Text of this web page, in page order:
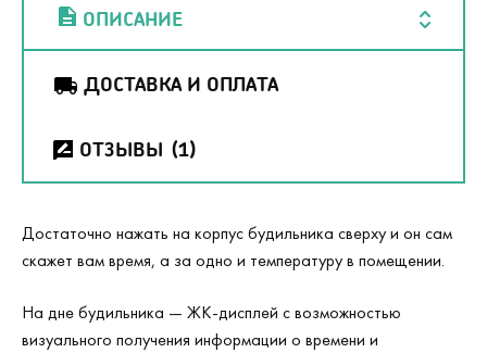
ОПИСАНИЕ
ДОСТАВКА И ОПЛАТА
ОТЗЫВЫ (1)
Достаточно нажать на корпус будильника сверху и он сам
скажет вам время, а за одно и температуру в помещении.
На дне будильника — ЖК-дисплей с возможностью
визуального получения информации о времени и